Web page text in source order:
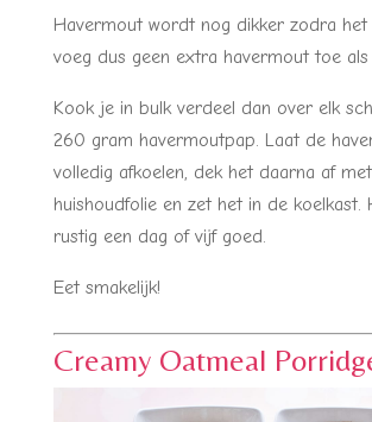
Havermout wordt nog dikker zodra het
voeg dus geen extra havermout toe
Kook je in bulk verdeel dan over elk
260 gram havermoutpap. Laat de
volledig afkoelen, dek het daarna af met
huishoudfolie en zet het in de koelkast.
rustig een dag of vijf goed.
Eet smakelijk!
Creamy Oatmeal